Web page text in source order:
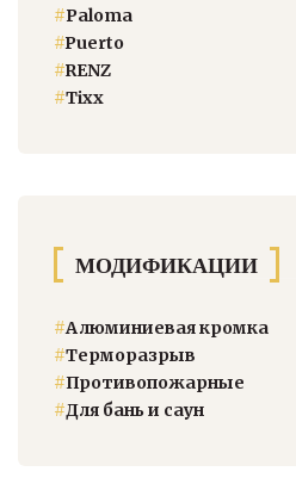
#Paloma
#Puerto
#RENZ
#Тixx
МОДИФИКАЦИИ
#Алюминиевая кромка
#Терморазрыв
#Противопожарные
#Для бань и саун